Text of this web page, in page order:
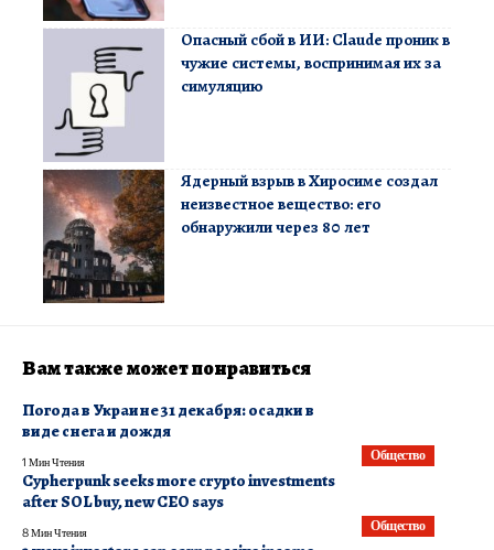
Опасный сбой в ИИ: Claude проник в
чужие системы, воспринимая их за
симуляцию
Ядерный взрыв в Хиросиме создал
неизвестное вещество: его
обнаружили через 80 лет
Вам также может понравиться
Общество
Погода в Украине 31 декабря: осадки в
виде снега и дождя
1 Мин Чтения
Общество
Cypherpunk seeks more crypto investments
after SOL buy, new CEO says
8 Мин Чтения